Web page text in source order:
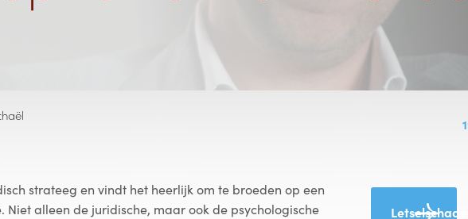
strateeg en vindt het heerlijk om te broeden op een
Niet alleen de juridische, maar ook de psychologische
Letselschade